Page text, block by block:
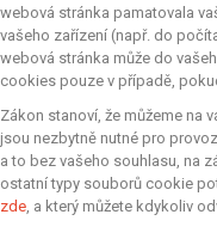
webová stránka pamatovala
vašeho zařízení (např. do
webová stránka může do
cookies pouze v případě,
Zákon stanoví, že můžeme na
jsou nezbytně nutné pro
a to bez vašeho souhlasu, na
ostatní typy souborů cookie
zde , a který můžete kdykoliv